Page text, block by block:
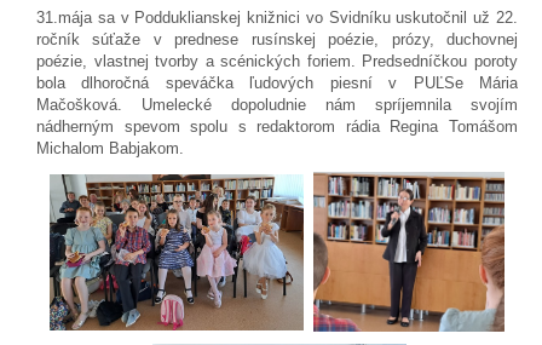
31.mája sa v Podduklianskej knižnici vo Svidníku uskutočnil už 22.
ročník súťaže v prednese rusínskej poézie, prózy, duchovnej
poézie, vlastnej tvorby a scénických foriem. Predsedníčkou poroty
bola dlhoročná speváčka ľudových piesní v PUĽSe Mária
Mačošková. Umelecké dopoludnie nám spríjemnila svojím
nádherným spevom spolu s redaktorom rádia Regina Tomášom
Michalom Babjakom.